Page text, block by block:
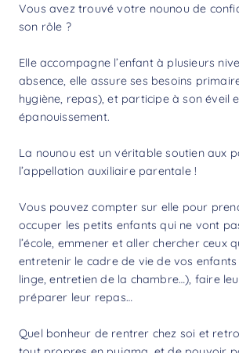
Vous avez trouvé votre nounou de
son rôle ?
Elle accompagne l’enfant à plusieurs
absence, elle assure ses besoins
hygiène, repas), et participe à son éveil
épanouissement.
La nounou est un véritable soutien aux
l’appellation auxiliaire parentale !
Vous pouvez compter sur elle pour
occuper les petits enfants qui ne vont
l’école, emmener et aller chercher ceux
entretenir le cadre de vie de vos
linge, entretien de la chambre…), faire
préparer leur repas…
Quel bonheur de rentrer chez soi et